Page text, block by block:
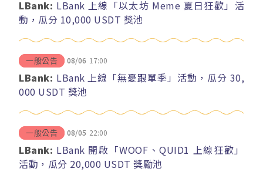
LBank: LBank 上線「以太坊 Meme 夏日狂歡」活
動，瓜分 10,000 USDT 獎池
一般公告 08/06 17:00
LBank: LBank 上線「無憂跟單季」活動，瓜分 30,
000 USDT 獎池
一般公告 08/05 22:00
LBank: LBank 開啟「WOOF、QUID1 上線狂歡」
活動，瓜分 20,000 USDT 獎勵池